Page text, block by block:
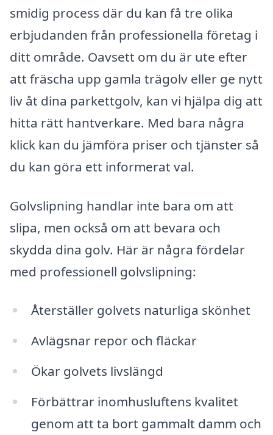
smidig process där du kan få tre olika
erbjudanden från professionella företag i
ditt område. Oavsett om du är ute efter
att fräscha upp gamla trägolv eller ge nytt
liv åt dina parkettgolv, kan vi hjälpa dig att
hitta rätt hantverkare. Med bara några
klick kan du jämföra priser och tjänster så
du kan göra ett informerat val.
Golvslipning handlar inte bara om att
slipa, men också om att bevara och
skydda dina golv. Här är några fördelar
med professionell golvslipning:
Återställer golvets naturliga skönhet
Avlägsnar repor och fläckar
Ökar golvets livslängd
Förbättrar inomhusluftens kvalitet
genom att ta bort gammalt damm och